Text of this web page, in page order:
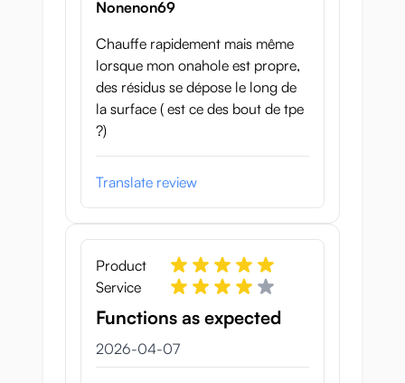
Nonenon69
Chauffe rapidement mais même
lorsque mon onahole est propre,
des résidus se dépose le long de
la surface ( est ce des bout de tpe
?)
Translate review
Product
Service
Functions as expected
7 april 2026
2026-04-07